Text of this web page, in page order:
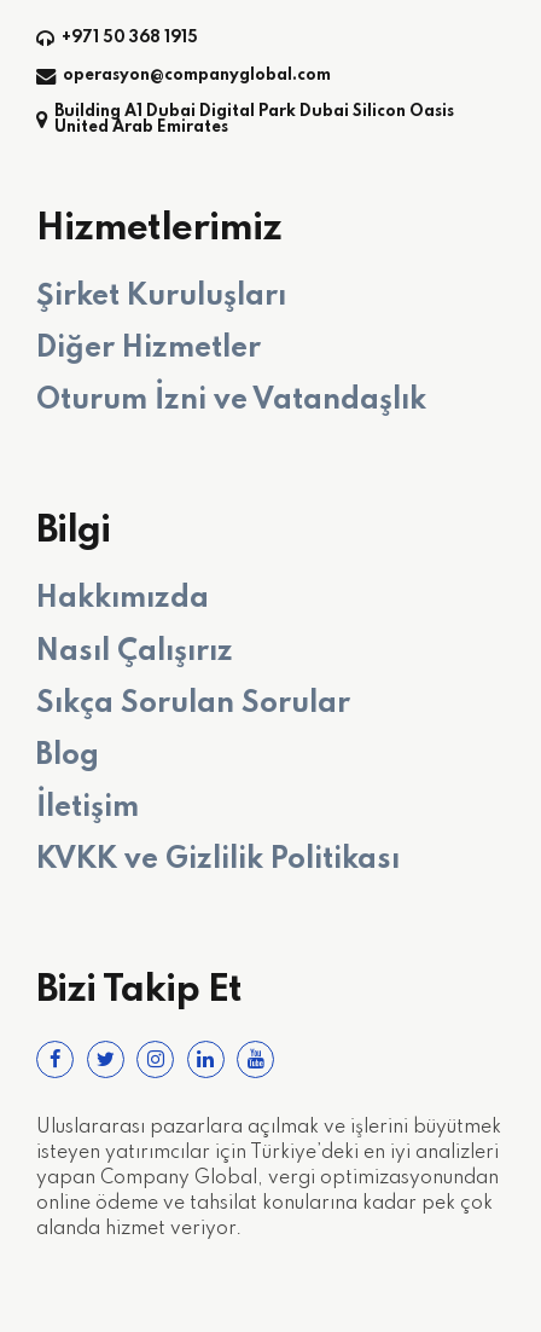
+971 50 368 1915
operasyon@companyglobal.com
Building A1 Dubai Digital Park Dubai Silicon Oasis
United Arab Emirates
Hizmetlerimiz
Şirket Kuruluşları
Diğer Hizmetler
Oturum İzni ve Vatandaşlık
Bilgi
Hakkımızda
Nasıl Çalışırız
Sıkça Sorulan Sorular
Blog
İletişim
KVKK ve Gizlilik Politikası
Bizi Takip Et
Uluslararası pazarlara açılmak ve işlerini büyütmek
isteyen yatırımcılar için Türkiye’deki en iyi analizleri
yapan Company Global, vergi optimizasyonundan
online ödeme ve tahsilat konularına kadar pek çok
alanda hizmet veriyor.